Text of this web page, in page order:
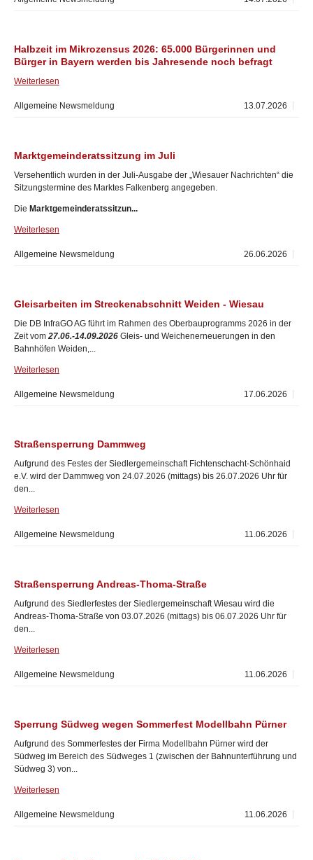
Halbzeit im Mikrozensus 2026: 65.000 Bürgerinnen und
Bürger in Bayern werden bis Jahresende noch befragt
Weiterlesen
13.07.2026
Allgemeine Newsmeldung
Marktgemeinderatssitzung im Juli
Versehentlich wurden in der Juli-Ausgabe der „Wiesauer Nachrichten“ die
Sitzungstermine des Marktes Falkenberg angegeben.
Die Marktgemeinderatssitzun...
Weiterlesen
26.06.2026
Allgemeine Newsmeldung
Gleisarbeiten im Streckenabschnitt Weiden - Wiesau
Die DB InfraGO AG führt im Rahmen des Oberbauprogramms 2026 in der
Zeit vom 27.06.-14.09.2026 Gleis- und Weichenerneuerungen in den
Bahnhöfen Weiden,...
Weiterlesen
17.06.2026
Allgemeine Newsmeldung
Straßensperrung Dammweg
Aufgrund des Festes der Siedlergemeinschaft Fichtenschacht-Schönhaid
e.V. wird der Dammweg von 24.07.2026 (mittags) bis 26.07.2026 Uhr für
den...
Weiterlesen
11.06.2026
Allgemeine Newsmeldung
Straßensperrung Andreas-Thoma-Straße
Aufgrund des Siedlerfestes der Siedlergemeinschaft Wiesau wird die
Andreas-Thoma-Straße von 03.07.2026 (mittags) bis 06.07.2026 Uhr für
den...
Weiterlesen
11.06.2026
Allgemeine Newsmeldung
Sperrung Südweg wegen Sommerfest Modellbahn Pürner
Aufgrund des Sommerfestes der Firma Modellbahn Pürner wird der
Südweg im Bereich des Südweges 1 (zwischen der Bahnunterführung und
Südweg 3) von...
Weiterlesen
11.06.2026
Allgemeine Newsmeldung